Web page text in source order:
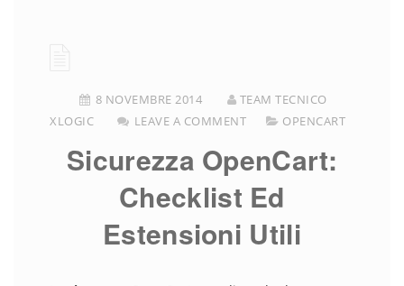
8 NOVEMBRE 2014
TEAM TECNICO
XLOGIC
LEAVE A COMMENT OPENCART
Sicurezza OpenCart:
Checklist Ed
Estensioni Utili